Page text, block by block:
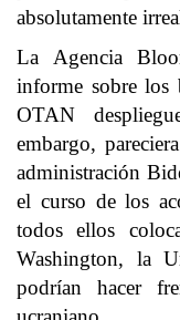
absolutamente
La Agencia
informe sobre los
OTAN
embargo,
administración
el curso de los
todos ellos
Washington, la
podrían hacer